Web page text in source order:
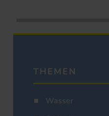
THEMEN
Wasser